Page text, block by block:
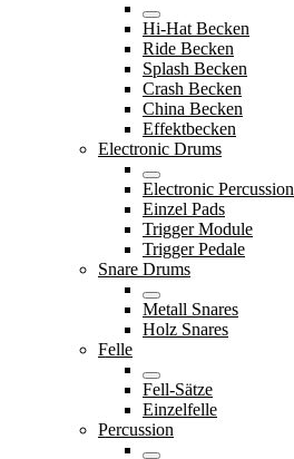
Hi-Hat Becken
Ride Becken
Splash Becken
Crash Becken
China Becken
Effektbecken
Electronic Drums
Electronic Percussion
Einzel Pads
Trigger Module
Trigger Pedale
Snare Drums
Metall Snares
Holz Snares
Felle
Fell-Sätze
Einzelfelle
Percussion